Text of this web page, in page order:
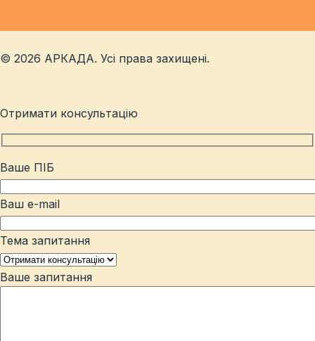
© 2026 АРКАДА. Усі права захищені.
Отримати консультацію
Ваше ПІБ
Ваш e-mail
Тема запитання
Ваше запитання